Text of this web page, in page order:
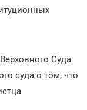
Суда
суда о том, что